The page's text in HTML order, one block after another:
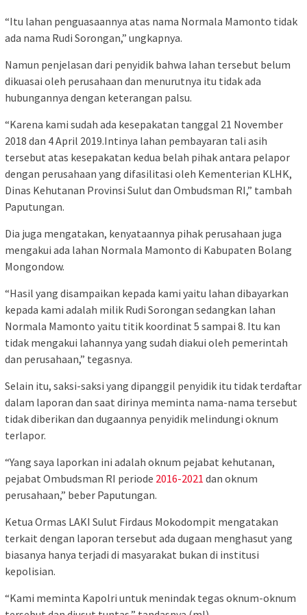
“Itu lahan penguasaannya atas nama Normala Mamonto tidak
ada nama Rudi Sorongan,” ungkapnya.
Namun penjelasan dari penyidik bahwa lahan tersebut belum
dikuasai oleh perusahaan dan menurutnya itu tidak ada
hubungannya dengan keterangan palsu.
“Karena kami sudah ada kesepakatan tanggal 21 November
2018 dan 4 April 2019.Intinya lahan pembayaran tali asih
tersebut atas kesepakatan kedua belah pihak antara pelapor
dengan perusahaan yang difasilitasi oleh Kementerian KLHK,
Dinas Kehutanan Provinsi Sulut dan Ombudsman RI,” tambah
Paputungan.
Dia juga mengatakan, kenyataannya pihak perusahaan juga
mengakui ada lahan Normala Mamonto di Kabupaten Bolang
Mongondow.
“Hasil yang disampaikan kepada kami yaitu lahan dibayarkan
kepada kami adalah milik Rudi Sorongan sedangkan lahan
Normala Mamonto yaitu titik koordinat 5 sampai 8. Itu kan
tidak mengakui lahannya yang sudah diakui oleh pemerintah
dan perusahaan,” tegasnya.
Selain itu, saksi-saksi yang dipanggil penyidik itu tidak terdaftar
dalam laporan dan saat dirinya meminta nama-nama tersebut
tidak diberikan dan dugaannya penyidik melindungi oknum
terlapor.
“Yang saya laporkan ini adalah oknum pejabat kehutanan,
pejabat Ombudsman RI periode 2016-2021 dan oknum
perusahaan,” beber Paputungan.
Ketua Ormas LAKI Sulut Firdaus Mokodompit mengatakan
terkait dengan laporan tersebut ada dugaan menghasut yang
biasanya hanya terjadi di masyarakat bukan di institusi
kepolisian.
“Kami meminta Kapolri untuk menindak tegas oknum-oknum